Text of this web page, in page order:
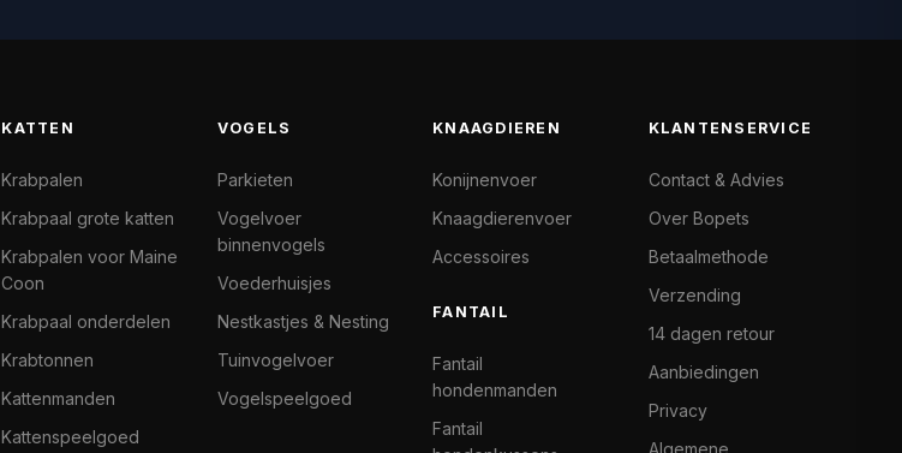
KATTEN
Krabpalen
Krabpaal grote katten
Krabpalen voor Maine
Coon
Krabpaal onderdelen
Krabtonnen
Kattenmanden
Kattenspeelgoed
VOGELS
Parkieten
Vogelvoer
binnenvogels
Voederhuisjes
Nestkastjes & Nesting
Tuinvogelvoer
Vogelspeelgoed
KNAAGDIEREN
Konijnenvoer
Knaagdierenvoer
Accessoires
FANTAIL
Fantail
hondenmanden
Fantail
KLANTENSERVICE
Contact & Advies
Over Bopets
Betaalmethode
Verzending
14 dagen retour
Aanbiedingen
Privacy
Algemene